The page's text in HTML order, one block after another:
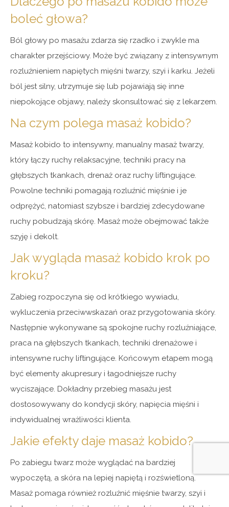
boleć głowa?
Ból głowy po masażu zdarza się rzadko i zwykle ma
charakter przejściowy. Może być związany z intensywnym
rozluźnieniem napiętych mięśni twarzy, szyi i karku. Jeżeli
ból jest silny, utrzymuje się lub pojawiają się inne
niepokojące objawy, należy skonsultować się z lekarzem.
Na czym polega masaż kobido?
Masaż kobido to intensywny, manualny masaż twarzy,
który łączy ruchy relaksacyjne, techniki pracy na
głębszych tkankach, drenaż oraz ruchy liftingujące.
Powolne techniki pomagają rozluźnić mięśnie i je
odprężyć, natomiast szybsze i bardziej zdecydowane
ruchy pobudzają skórę. Masaż może obejmować także
szyję i dekolt.
Jak wygląda masaż kobido krok po
kroku?
Zabieg rozpoczyna się od krótkiego wywiadu,
wykluczenia przeciwwskazań oraz przygotowania skóry.
Następnie wykonywane są spokojne ruchy rozluźniające,
praca na głębszych tkankach, techniki drenażowe i
intensywne ruchy liftingujące. Końcowym etapem mogą
być elementy akupresury i łagodniejsze ruchy
wyciszające. Dokładny przebieg masażu jest
dostosowywany do kondycji skóry, napięcia mięśni i
indywidualnej wrażliwości klienta.
Jakie efekty daje masaż kobido?
Po zabiegu twarz może wyglądać na bardziej
wypoczętą, a skóra na lepiej napiętą i rozświetloną.
Masaż pomaga również rozluźnić mięśnie twarzy, szyi i